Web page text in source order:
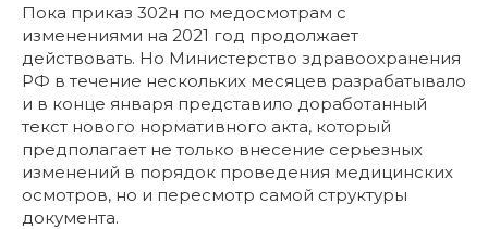
Пока приказ 302н по медосмотрам с
изменениями на 2021 год продолжает
действовать. Но Министерство здравоохранения
РФ в течение нескольких месяцев разрабатывало
и в конце января представило доработанный
текст нового нормативного акта, который
предполагает не только внесение серьезных
изменений в порядок проведения медицинских
осмотров, но и пересмотр самой структуры
документа.